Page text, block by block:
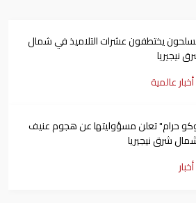
يختطفون عشرات التلاميذ في شمال
نيجيريا
أخبار عالمية
حرام" تعلن مسؤوليتها عن هجوم عنيف
شرق نيجيريا
أخبار